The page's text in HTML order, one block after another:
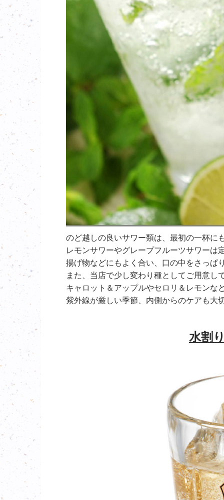
のど越しの良いサワー類は、最初の一杯に
レモンサワーやグレープフルーツサワーは
揚げ物などにもよく合い、口の中をさっぱ
また、当店で少し変わり種としてご用意し
キャロット＆アップルやセロリ＆レモンな
紫外線が厳しい季節、内側からのケアも大
水割